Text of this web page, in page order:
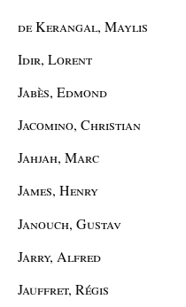
de Kerangal, Maylis
Idir, Lorent
Jabès, Edmond
Jacomino, Christian
Jahjah, Marc
James, Henry
Janouch, Gustav
Jarry, Alfred
Jauffret, Régis